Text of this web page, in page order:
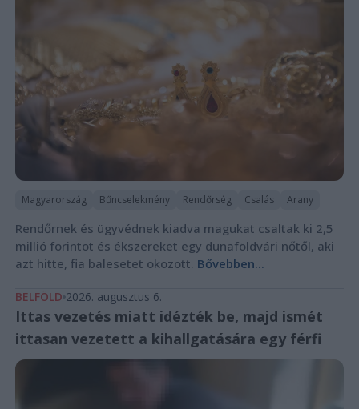
Magyarország Bűncselekmény Rendőrség Csalás Arany
Rendőrnek és ügyvédnek kiadva magukat csaltak ki 2,5
millió forintot és ékszereket egy dunaföldvári nőtől, aki
azt hitte, fia balesetet okozott. Bővebben...
BELFÖLD 2026. augusztus 6.
Ittas vezetés miatt idézték be, majd ismét
ittasan vezetett a kihallgatására egy férfi